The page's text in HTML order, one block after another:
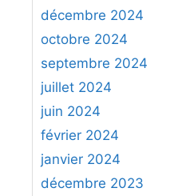
:
décembre 2024
octobre 2024
septembre 2024
juillet 2024
juin 2024
février 2024
janvier 2024
décembre 2023